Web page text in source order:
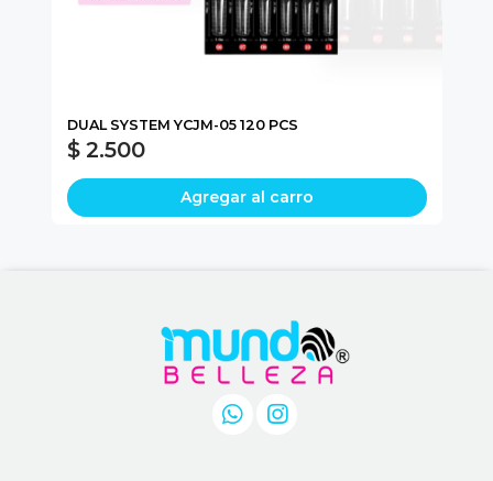
DUAL SYSTEM YCJM-05 120 PCS
$ 2.500
Agregar al carro